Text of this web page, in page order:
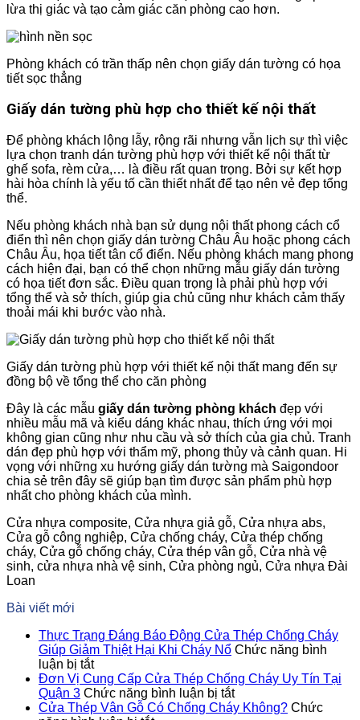
lừa thị giác và tạo cảm giác căn phòng cao hơn.
Phòng khách có trần thấp nên chọn giấy dán tường có họa
tiết sọc thẳng
Giấy dán tường phù hợp cho thiết kế nội thất
Để phòng khách lộng lẫy, rộng rãi nhưng vẫn lịch sự thì việc
lựa chọn tranh dán tường phù hợp với thiết kế nội thất từ ​​
ghế sofa, rèm cửa,… là điều rất quan trọng. Bởi sự kết hợp
hài hòa chính là yếu tố cần thiết nhất để tạo nên vẻ đẹp tổng
thể.
Nếu phòng khách nhà bạn sử dụng nội thất phong cách cổ
điển thì nên chọn giấy dán tường Châu Âu hoặc phong cách
Châu Âu, họa tiết tân cổ điển. Nếu phòng khách mang phong
cách hiện đại, bạn có thể chọn những mẫu giấy dán tường
có họa tiết đơn sắc. Điều quan trọng là phải phù hợp với
tổng thể và sở thích, giúp gia chủ cũng như khách cảm thấy
thoải mái khi bước vào nhà.
Giấy dán tường phù hợp với thiết kế nội thất mang đến sự
đồng bộ về tổng thể cho căn phòng
Đây là các mẫu giấy dán tường phòng khách đẹp với
nhiều mẫu mã và kiểu dáng khác nhau, thích ứng với mọi
không gian cũng như nhu cầu và sở thích của gia chủ. Tranh
dán đẹp phù hợp với thẩm mỹ, phong thủy và cảnh quan. Hi
vọng với những xu hướng giấy dán tường mà Saigondoor
chia sẻ trên đây sẽ giúp bạn tìm được sản phẩm phù hợp
nhất cho phòng khách của mình.
Cửa nhựa composite, Cửa nhựa giả gỗ, Cửa nhựa abs,
Cửa gỗ công nghiệp, Cửa chống cháy, Cửa thép chống
cháy, Cửa gỗ chống cháy, Cửa thép vân gỗ, Cửa nhà vệ
sinh, cửa nhựa nhà vệ sinh, Cửa phòng ngủ, Cửa nhựa Đài
Loan
Bài viết mới
Thực Trạng Đáng Báo Động Cửa Thép Chống Cháy
Giúp Giảm Thiệt Hại Khi Cháy Nổ Chức năng bình
luận bị tắtở
Thực
Trạng
Đáng
Đơn Vị Cung Cấp Cửa Thép Chống Cháy Uy Tín Tại
Quận 3 Chức năng bình luận bị tắtở
Đơn
Cửa Thép Vân Gỗ Có Chống Cháy Không? Chức